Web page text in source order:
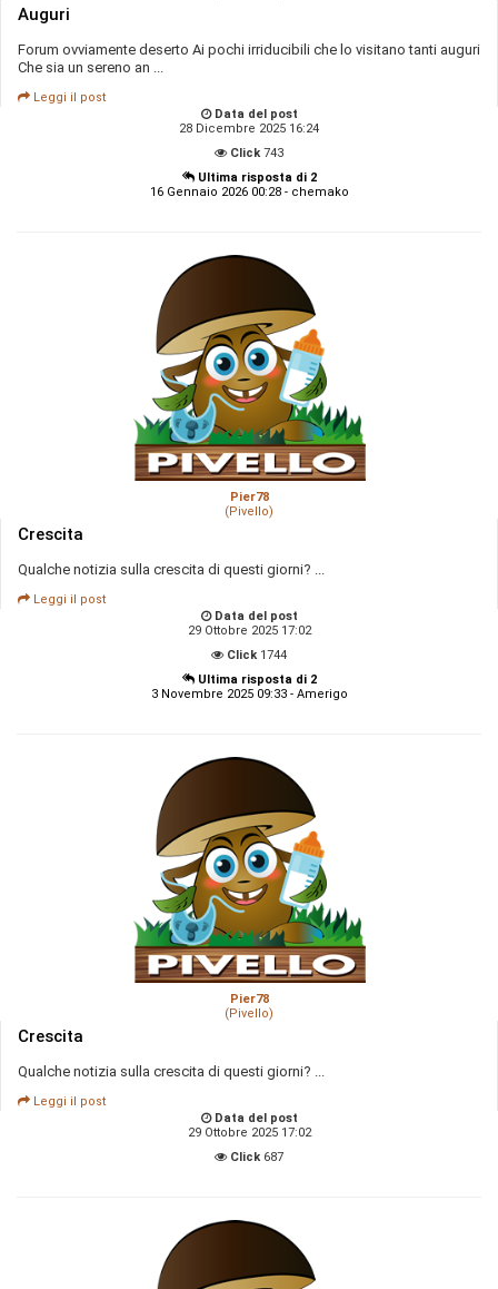
Auguri
Forum ovviamente deserto Ai pochi irriducibili che lo visitano tanti auguri
Che sia un sereno an ...
Leggi il post
Data del post
28 Dicembre 2025 16:24
Click 743
Ultima risposta di 2
16 Gennaio 2026 00:28 - chemako
Pier78
(Pivello)
Crescita
Qualche notizia sulla crescita di questi giorni? ...
Leggi il post
Data del post
29 Ottobre 2025 17:02
Click 1744
Ultima risposta di 2
3 Novembre 2025 09:33 - Amerigo
Pier78
(Pivello)
Crescita
Qualche notizia sulla crescita di questi giorni? ...
Leggi il post
Data del post
29 Ottobre 2025 17:02
Click 687